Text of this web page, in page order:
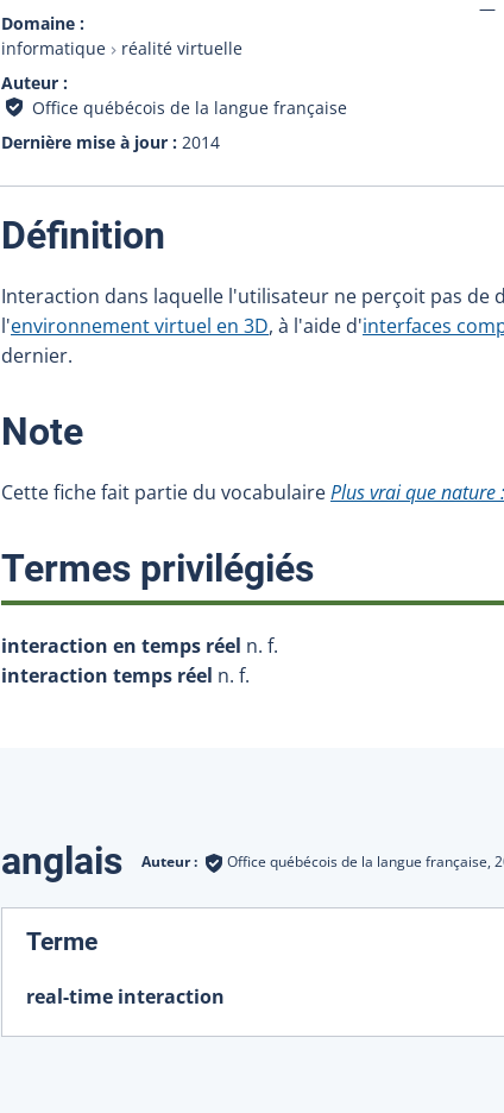
Domaine
informatique
réalité virtuelle
Auteur
Office québécois de la langue française
Dernière mise à jour
2014
Définition
Interaction dans laquelle l'utilisateur ne perçoit pas de
l'environnement virtuel en 3D, à l'aide d'interfaces
dernier.
Note:
Cette fiche fait partie du vocabulairePlus vrai que
Termes privilégiés:
interaction en temps réel n. f.
interaction temps réel n. f.
Traductions
anglais Auteur : Office québécois de la langue française,
Terme:
real-time interaction